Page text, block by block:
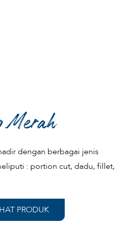
Merah
dengan berbagai jenis
: portion cut, dadu, fillet,
PRODUK